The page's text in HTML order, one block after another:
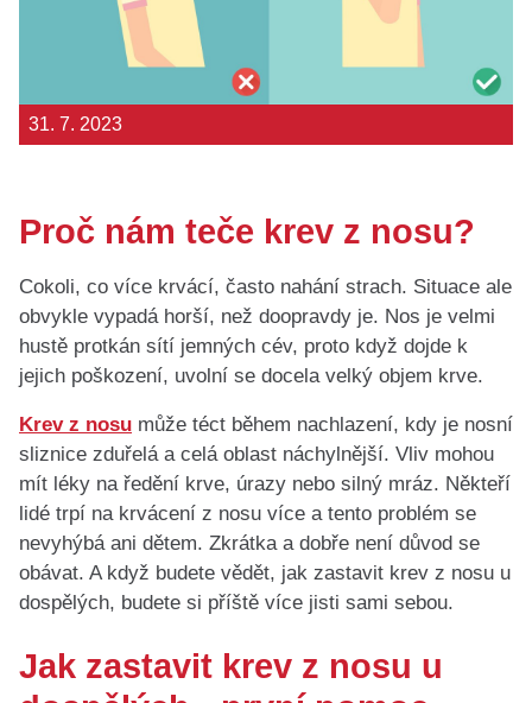
31. 7. 2023
Proč nám teče krev z nosu?
Cokoli, co více krvácí, často nahání strach. Situace ale
obvykle vypadá horší, než doopravdy je. Nos je velmi
hustě protkán sítí jemných cév, proto když dojde k
jejich poškození, uvolní se docela velký objem krve.
Krev z nosu může téct během nachlazení, kdy je nosní
sliznice zduřelá a celá oblast náchylnější. Vliv mohou
mít léky na ředění krve, úrazy nebo silný mráz. Někteří
lidé trpí na krvácení z nosu více a tento problém se
nevyhýbá ani dětem. Zkrátka a dobře není důvod se
obávat. A když budete vědět, jak zastavit krev z nosu u
dospělých, budete si příště více jisti sami sebou.
Jak zastavit krev z nosu u